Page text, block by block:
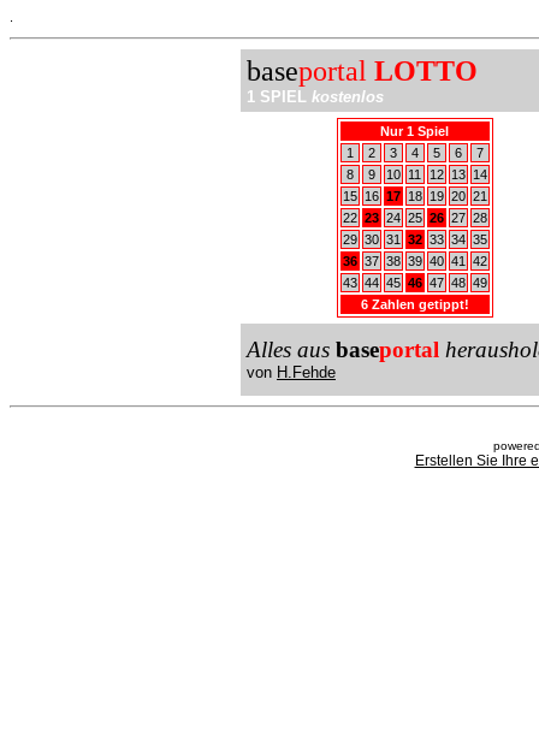
baseportal LOTTO
1 SPIEL kostenlos
Nur 1 Spiel
1
2 3 4 5 6
7
8
9 10 11 12 13
14
15
16 17 18 19 20 21
22 23 24 25 26 27 28
29 30 31 32 33 34 35
36 37 38 39 40 41
42
43 44 45 46 47 48 49
6 Zahlen getippt!
Alles aus baseportal
von H.Fehde
Erstellen Sie Ihre